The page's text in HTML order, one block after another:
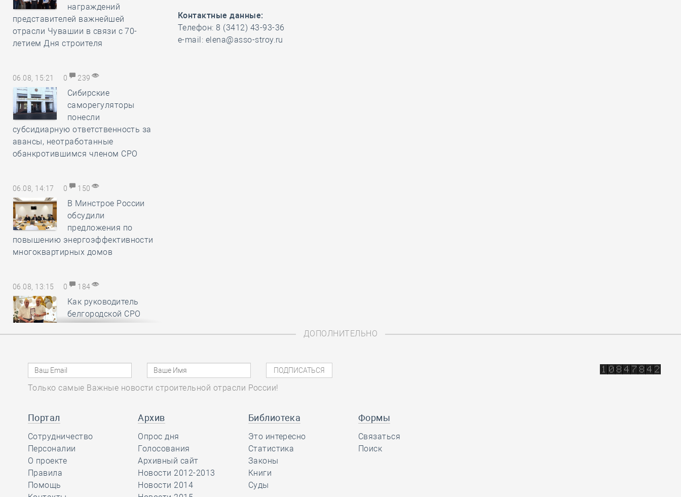
награждений
представителей важнейшей
отрасли Чувашии в связи с 70-
летием Дня строителя
06.08, 15:21 0 239
Сибирские
саморегуляторы
понесли
субсидиарную ответственность за
авансы, неотработанные
обанкротившимся членом СРО
06.08, 14:17 0 150
В Минстрое России
обсудили
предложения по
повышению энергоэффективности
многоквартирных домов
06.08, 13:15 0 184
Как руководитель
белгородской СРО
вручал орден
заслуженному строителю к его 90-
06.08, 12:20 0 375
полдень. Российские
отправились строить атомную
станцию в Египет
06.08, 11:16
Контактные данные:
Телефон: 8 (3412) 43-93-36
e-mail: elena@asso-stroy.ru
ДОПОЛНИТЕЛЬНО
Только самые Важные новости строительной отрасли России!
Портал
Сотрудничество
Персоналии
О проекте
Правила
Помощь
Архив
Опрос дня
Голосования
Архивный сайт
Новости 2012-2013
Новости 2014
Библиотека
Это интересно
Статистика
Законы
Книги
Суды
Формы
Связаться
Поиск